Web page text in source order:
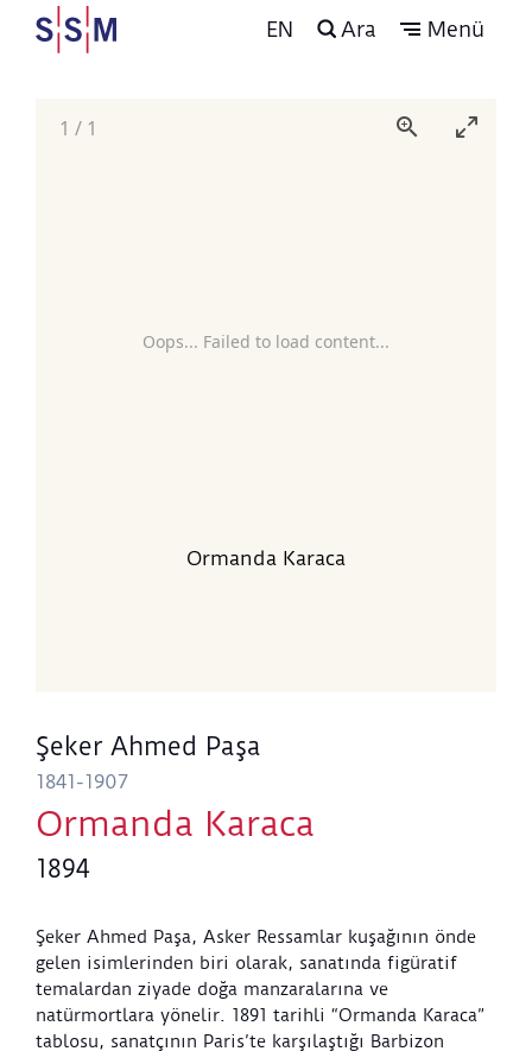
EN Ara Menü
Oops... Failed to load content...
1 / 1
Ormanda Karaca
Şeker Ahmed Paşa
1841-1907
Ormanda Karaca
1894
Şeker Ahmed Paşa, Asker Ressamlar kuşağının önde
gelen isimlerinden biri olarak, sanatında figüratif
temalardan ziyade doğa manzaralarına ve
natürmortlara yönelir. 1891 tarihli “Ormanda Karaca”
tablosu, sanatçının Paris’te karşılaştığı Barbizon